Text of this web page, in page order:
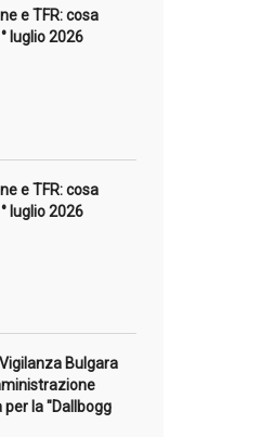
e TFR: cosa
luglio 2026
e TFR: cosa
luglio 2026
Bulgara
la "Dallbogg